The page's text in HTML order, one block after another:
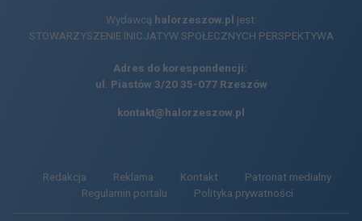
Wydawcą halorzeszow.pl jest:
STOWARZYSZENIE INICJATYW SPOŁECZNYCH PERSPEKTYWA
Adres do korespondencji:
ul. Piastów 3/20 35-077 Rzeszów
kontakt@halorzeszow.pl
Redakcja Reklama Kontakt
Patronat medialny
Regulamin portalu
Polityka prywatności